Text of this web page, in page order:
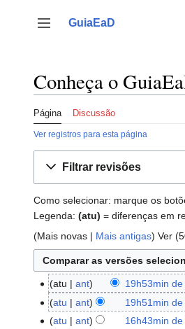
para
Alternar barra lateral
GuiaEaD
Conheça o
Página Discussão
Ver registros para esta página
Filtrar revisões
Como selecionar: marque os
Legenda: (atu) = diferenças em
(Mais novas | Mais antigas) Ver (
30
de
abril
atu ant 19h53min
atu
ant 19h51min
S
11
atu ant 16h43min